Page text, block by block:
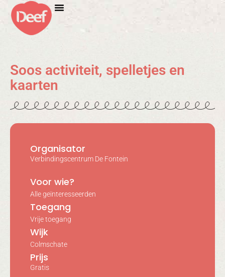
Soos activiteit, spelletjes en
kaarten
Organisator
Verbindingscentrum De Fontein
Voor wie?
Alle geïnteresseerden
Toegang
Vrije toegang
Wijk
Colmschate
Prijs
Gratis